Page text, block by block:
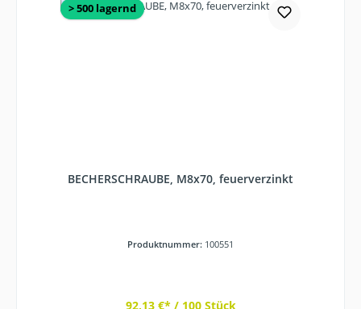
> 500 lagernd
BECHERSCHRAUBE, M8x70, feuerverzinkt
Produktnummer: 100551
92,13 €* / 100 Stück